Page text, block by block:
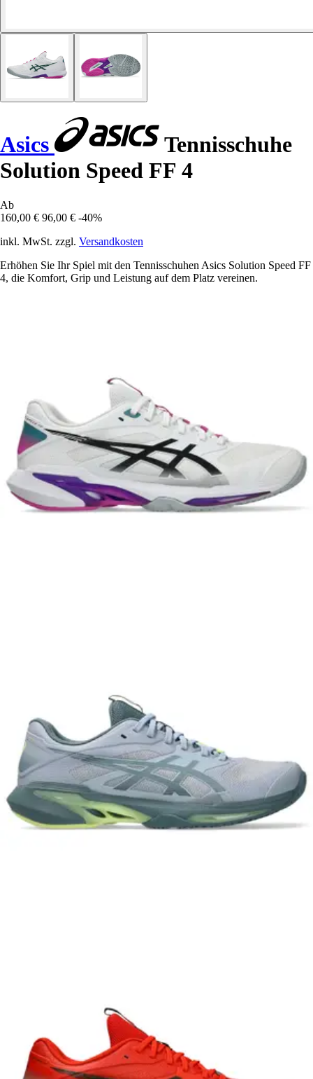
Asics
Tennisschuhe
Solution Speed FF 4
Ab
160,00 € 96,00 € -40%
inkl. MwSt. zzgl. Versandkosten
Erhöhen Sie Ihr Spiel mit den Tennisschuhen Asics Solution Speed FF
4, die Komfort, Grip und Leistung auf dem Platz vereinen.